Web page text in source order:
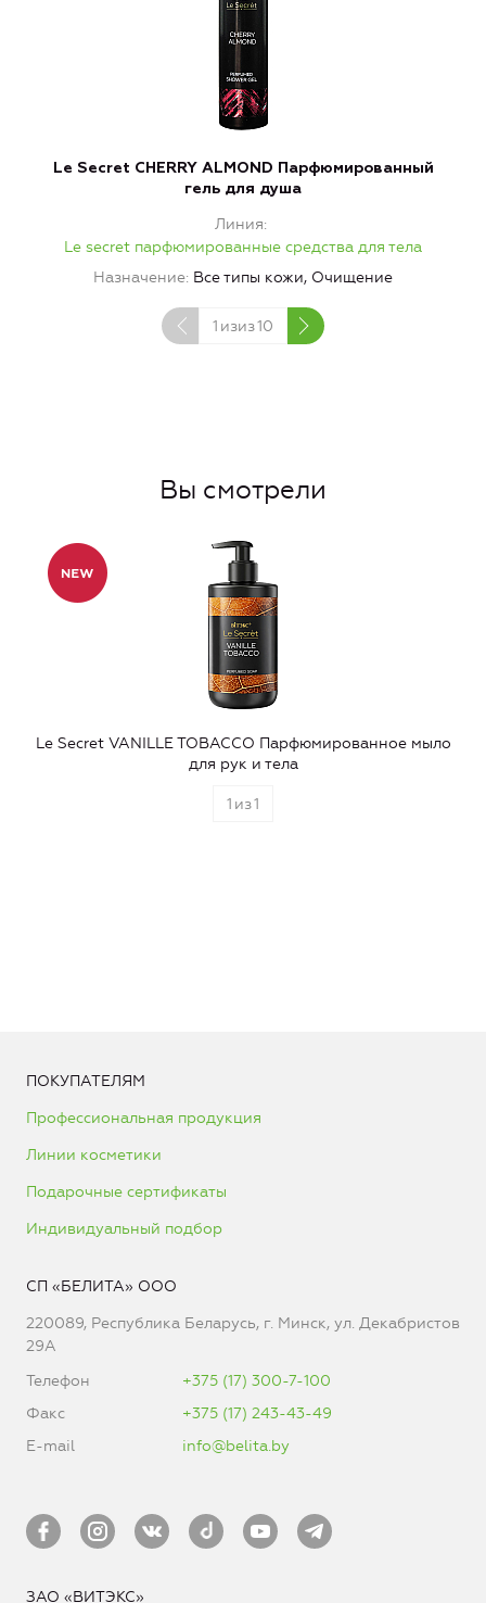
Le Secret CHERRY ALMOND Парфюмированный
гель для душа
Линия
Le secret парфюмированные средства для тела
Назначение Все типы кожи, Очищение
1 изиз10
Вы смотрели
Le Secret VANILLE TOBACCO Парфюмированное мыло
для рук и тела
1 из1
ПОКУПАТЕЛЯМ
Профессиональная продукция
Линии косметики
Подарочные сертификаты
Индивидуальный подбор
СП «БЕЛИТА» ООО
220089, Республика Беларусь, г. Минск, ул. Декабристов
29А
Телефон
+375 (17) 300-7-100
Факс
+375 (17) 243-43-49
E-mail
info@belita.by
ЗАО «ВИТЭКС»